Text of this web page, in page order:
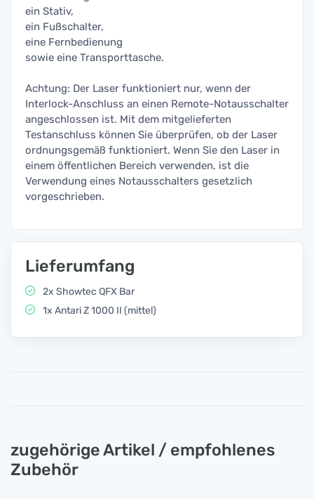
ein Stativ,
ein Fußschalter,
eine Fernbedienung
sowie eine Transporttasche.
Achtung: Der Laser funktioniert nur, wenn der
Interlock-Anschluss an einen Remote-Notausschalter
angeschlossen ist. Mit dem mitgelieferten
Testanschluss können Sie überprüfen, ob der Laser
ordnungsgemäß funktioniert. Wenn Sie den Laser in
einem öffentlichen Bereich verwenden, ist die
Verwendung eines Notausschalters gesetzlich
vorgeschrieben.
Lieferumfang
2x Showtec QFX Bar
1x Antari Z 1000 II (mittel)
zugehörige Artikel / empfohlenes
Zubehör